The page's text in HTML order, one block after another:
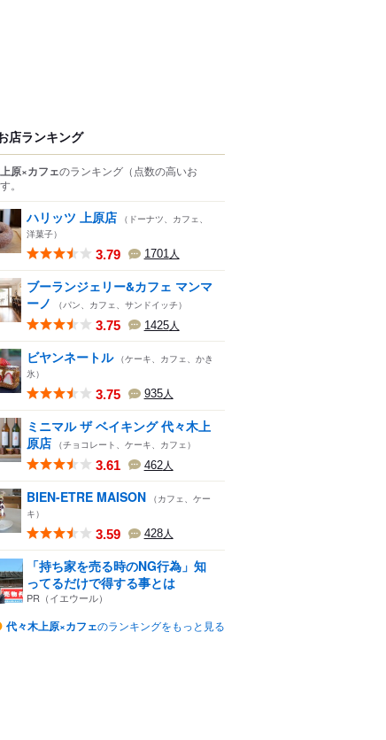
店ランキング
原×カフェのランキング （点数の高いお
。
ハリッツ 上原店 （ドーナツ、カフェ、
洋菓子）
3.79 1701人
ブーランジェリー&カフェ マンマ
ーノ
（パン、カフェ、サンドイッチ）
3.75 1425人
ビヤンネートル （ケーキ、カフェ、かき
氷）
3.75 935人
ミニマル ザ ベイキング 代々木上
原店 （チョコレート、ケーキ、カフェ）
3.61 462人
BIEN-ETRE MAISON （カフェ、ケー
キ）
3.59 428人
「持ち家を売る時のNG行為」知
ってるだけで得する事とは
PR（イエウール）
代々木上原×カフェのランキングをもっと見る